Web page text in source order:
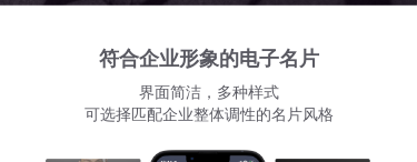
符合企业形象的电子名片
界面简洁，多种样式
可选择匹配企业整体调性的名片风格